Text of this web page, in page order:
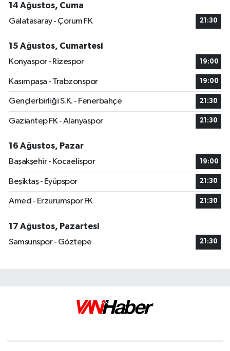
14 Ağustos, Cuma
Galatasaray - Çorum FK
21:30
15 Ağustos, Cumartesi
Konyaspor - Rizespor
19:00
Kasımpaşa - Trabzonspor 19:00
Gençlerbirliği S.K. - Fenerbahçe 21:30
Gaziantep FK - Alanyaspor 21:30
16 Ağustos, Pazar
Başakşehir - Kocaelispor
19:00
Beşiktaş - Eyüpspor 21:30
Amed - Erzurumspor FK 21:30
17 Ağustos, Pazartesi
Samsunspor - Göztepe
21:30